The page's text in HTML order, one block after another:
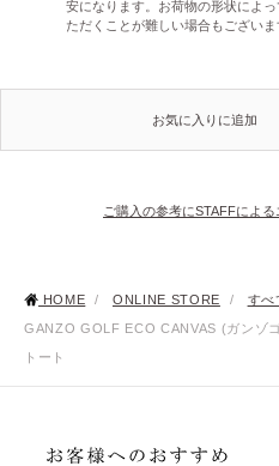
安になります。お荷物の形状によ
ただくことが難しい場合もございま
お気に入りに追加
ご購入の参考にSTAFFによ
HOME / ONLINE STORE / すべ
GANZO GOLF ECO CANVAS (ガンゾ
トート